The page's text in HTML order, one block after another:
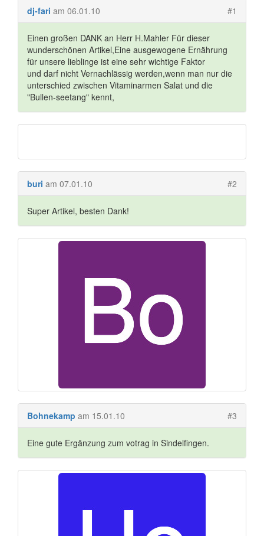
dj-fari am 06.01.10 #1
Einen großen DANK an Herr H.Mahler Für dieser
wunderschönen Artikel,Eine ausgewogene Ernährung
für unsere lieblinge ist eine sehr wichtige Faktor
und darf nicht Vernachlässig werden,wenn man nur die
unterschied zwischen Vitaminarmen Salat und die
"Bullen-seetang" kennt,
buri am 07.01.10 #2
Super Artikel, besten Dank!
Bohnekamp am 15.01.10 #3
Eine gute Ergänzung zum votrag in Sindelfingen.